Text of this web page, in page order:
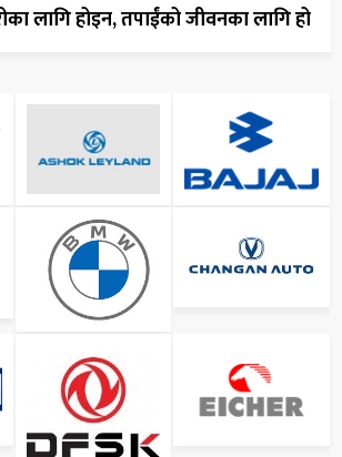
लागि होइन, तपाईंको जीवनका लागि हो